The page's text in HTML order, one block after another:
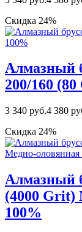
Скидка 24%
Алмазный
200/160
3 340 руб.4 380
Скидка 24%
Алмазный
(4000 Grit)
100%